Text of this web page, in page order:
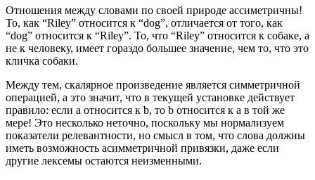
Отношения между словами по своей природе ассиметричны!
То, как “Riley” относится к “dog”, отличается от того, как
“dog” относится к “Riley”. То, что “Riley” относится к собаке, а
не к человеку, имеет гораздо большее значение, чем то, что это
кличка собаки.
Между тем, скалярное произведение является симметричной
операцией, а это значит, что в текущей установке действует
правило: если a относится к b, то b относится к a в той же
мере! Это несколько неточно, поскольку мы нормализуем
показатели релевантности, но смысл в том, что слова должны
иметь возможность асимметричной привязки, даже если
другие лексемы остаются неизменными.